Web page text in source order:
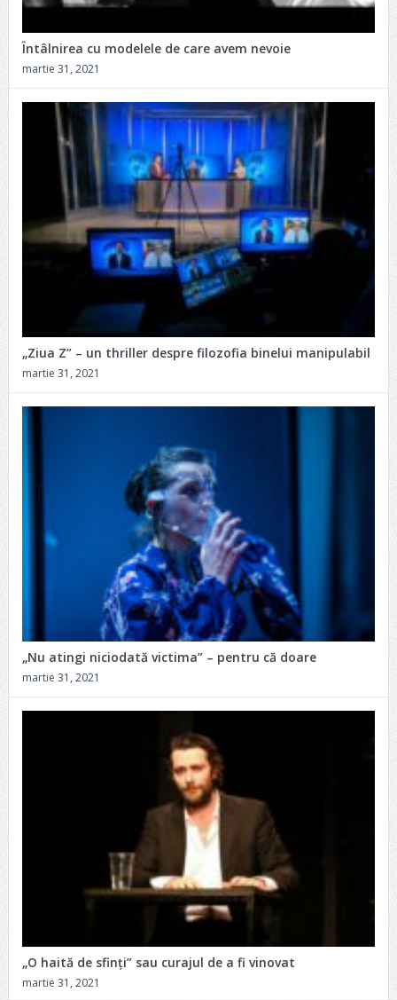
Întâlnirea cu modelele de care avem nevoie
martie 31, 2021
„Ziua Z” – un thriller despre filozofia binelui manipulabil
martie 31, 2021
„Nu atingi niciodată victima” – pentru că doare
martie 31, 2021
„O haită de sfinți” sau curajul de a fi vinovat
martie 31, 2021